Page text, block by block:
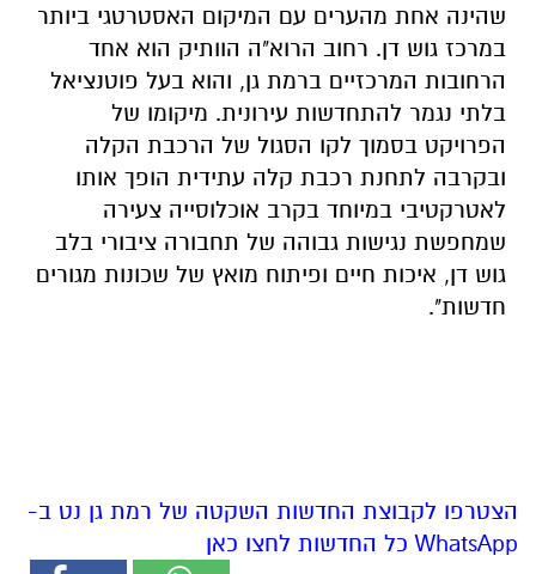
שהינה אחת מהערים עם המיקום האסטרטגי ביותר
במרכז גוש דן. רחוב הרוא"ה הוותיק הוא אחד
הרחובות המרכזיים ברמת גן, והוא בעל פוטנציאל
בלתי נגמר להתחדשות עירונית. מיקומו של
הפרויקט בסמוך לקו הסגול של הרכבת הקלה
ובקרבה לתחנת רכבת קלה עתידית הופך אותו
לאטרקטיבי במיוחד בקרב אוכלוסייה צעירה
שמחפשת נגישות גבוהה של תחבורה ציבורי בלב
גוש דן, איכות חיים ופיתוח מואץ של שכונות מגורים
חדשות".
הצטרפו לקבוצת החדשות השקטה של רמת גן נט ב-
WhatsApp כל החדשות לחצו כאן